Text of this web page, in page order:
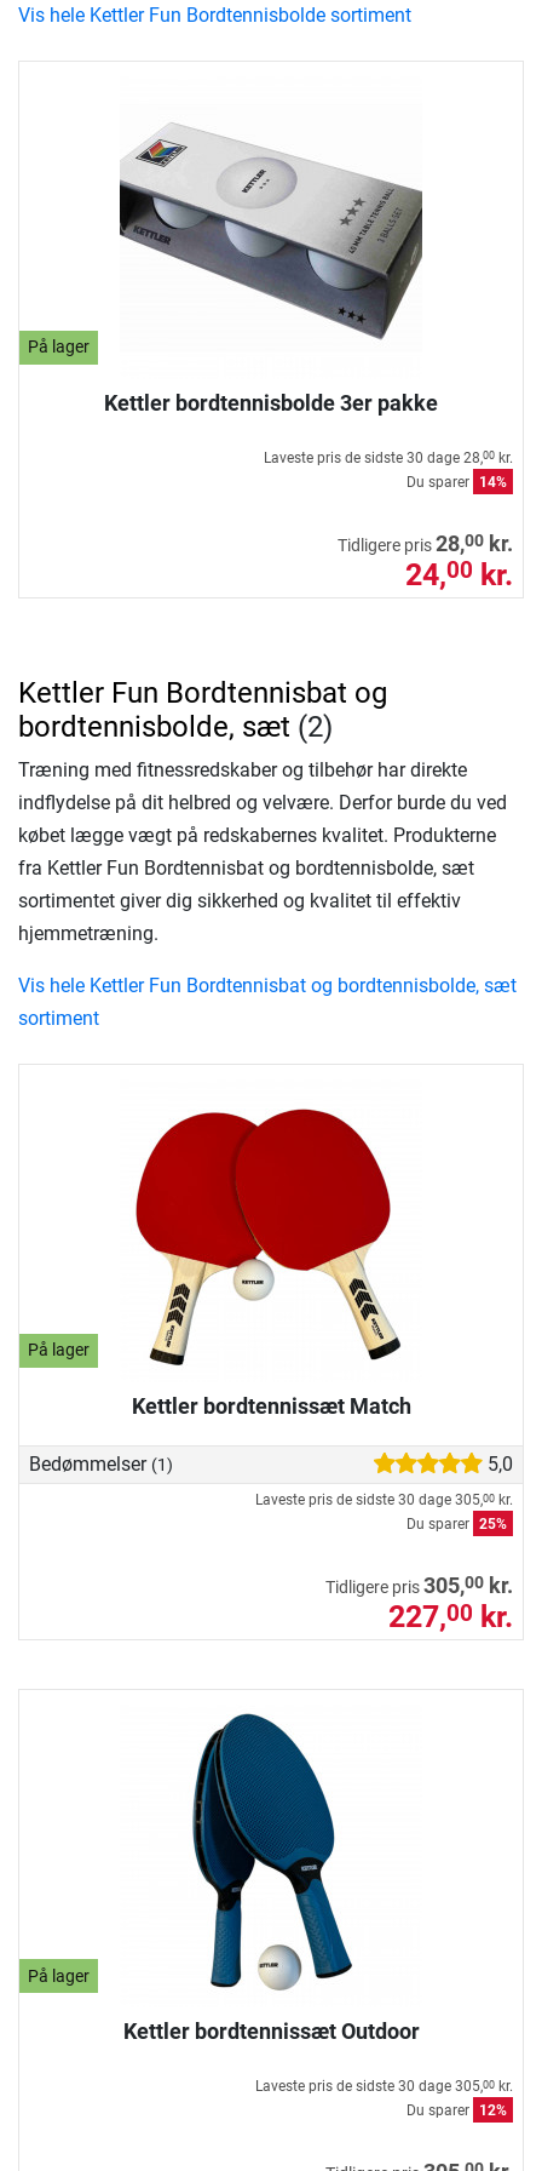
På lager
Kettler bordtennisbolde 3er pakke
Laveste pris de sidste 30 dage 28,00 kr.
Du sparer
14%
Tidligere pris28,00 kr.
24,00 kr.
Vis hele Kettler Fun Bordtennisbolde sortiment
På lager
Kettler bordtennissæt Match
Bedømmelser (1) 5,0
Laveste pris de sidste 30 dage 305,00 kr.
Du sparer 25%
Tidligere pris305,00 kr.
227,00 kr.
På lager
Kettler bordtennissæt Outdoor
Laveste pris de sidste 30 dage 305,00 kr.
Du sparer
12%
Kettler Fun Bordtennisbat og
bordtennisbolde, sæt (2)
Træning med fitnessredskaber og tilbehør har direkte
indflydelse på dit helbred og velvære. Derfor burde du ved
købet lægge vægt på redskabernes kvalitet. Produkterne
fra Kettler Fun Bordtennisbat og bordtennisbolde, sæt
sortimentet giver dig sikkerhed og kvalitet til effektiv
hjemmetræning.
Vis hele Kettler Fun Bordtennisbat og bordtennisbolde, sæt
sortiment